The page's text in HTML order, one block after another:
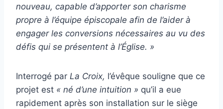
nouveau, capable d’apporter son charisme
propre à l’équipe épiscopale afin de l’aider à
engager les conversions nécessaires au vu des
défis qui se présentent à l’Église. »
Interrogé par La Croix, l’évêque souligne que ce
projet est « né d’une intuition » qu’il a eue
rapidement après son installation sur le siège